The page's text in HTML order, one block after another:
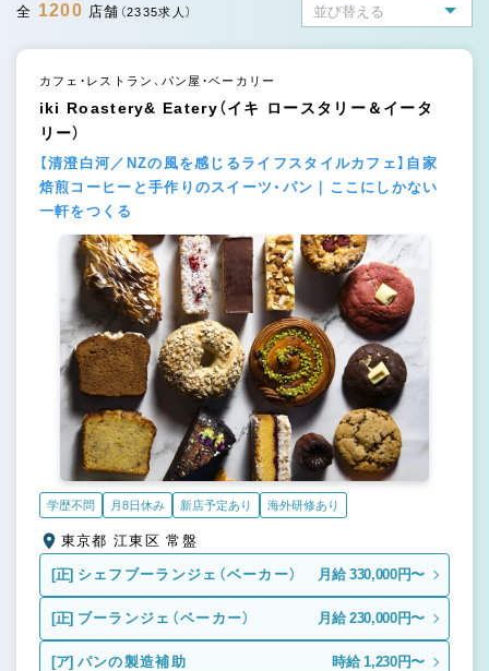
全 1200 店舗 （2335求人）
カフェ・レストラン、パン屋・ベーカリー
iki Roastery& Eatery（イキ ロースタリー＆イータ
リー）
【清澄白河／NZの風を感じるライフスタイルカフェ】自家
焙煎コーヒーと手作りのスイーツ・パン｜ここにしかない
一軒をつくる
学歴不問 月8日休み 新店予定あり 海外研修あり
東京都 江東区 常盤
[正] シェフブーランジェ（ベーカー） 月給 330,000円〜
[正] ブーランジェ（ベーカー） 月給 230,000円〜
[ア] パンの製造補助 時給 1,230円〜